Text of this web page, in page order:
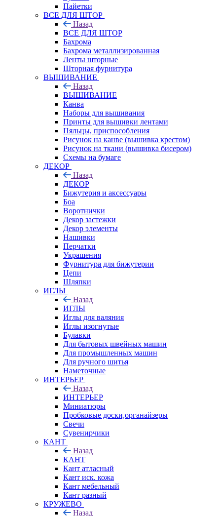
Пайетки
ВСЕ ДЛЯ ШТОР
Назад
ВСЕ ДЛЯ ШТОР
Бахрома
Бахрома металлизированная
Ленты шторные
Шторная фурнитура
ВЫШИВАНИЕ
Назад
ВЫШИВАНИЕ
Канва
Наборы для вышивания
Принты для вышивки лентами
Пяльцы, приспособления
Рисунок на канве (вышивка крестом)
Рисунок на ткани (вышивка бисером)
Схемы на бумаге
ДЕКОР
Назад
ДЕКОР
Бижутерия и аксессуары
Боа
Воротнички
Декор застежки
Декор элементы
Нашивки
Перчатки
Украшения
Фурнитура для бижутерии
Цепи
Шляпки
ИГЛЫ
Назад
ИГЛЫ
Иглы для валяния
Иглы изогнутые
Булавки
Для бытовых швейных машин
Для промышленных машин
Для ручного шитья
Наметочные
ИНТЕРЬЕР
Назад
ИНТЕРЬЕР
Миниатюры
Пробковые доски,органайзеры
Свечи
Сувенирчики
КАНТ
Назад
КАНТ
Кант атласный
Кант иск. кожа
Кант мебельный
Кант разный
КРУЖЕВО
Назад